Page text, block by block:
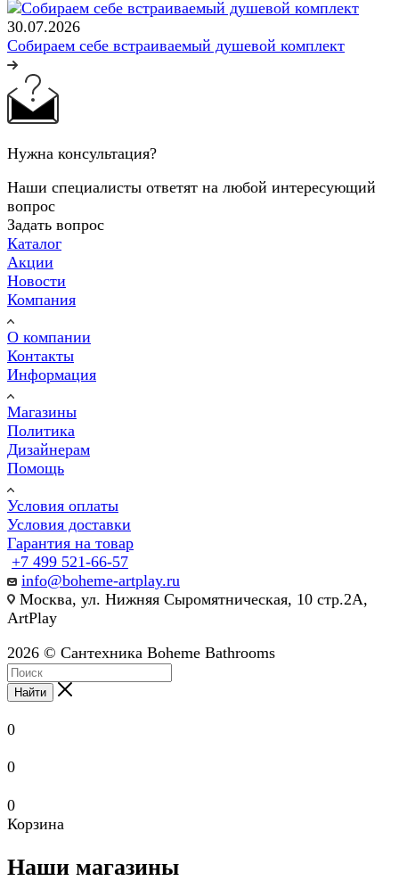
30.07.2026
Собираем себе встраиваемый душевой комплект
Нужна консультация?
Наши специалисты ответят на любой интересующий
вопрос
Задать вопрос
Каталог
Акции
Новости
Компания
О компании
Контакты
Информация
Магазины
Политика
Дизайнерам
Помощь
Условия оплаты
Условия доставки
Гарантия на товар
+7 499 521-66-57
info@boheme-artplay.ru
Москва, ул. Нижняя Сыромятническая, 10 стр.2А,
ArtPlay
2026 © Сантехника Boheme Bathrooms
Найти
0
0
0
Корзина
Наши магазины